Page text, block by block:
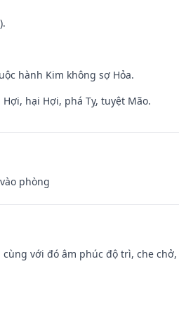
hành Kim không sợ Hỏa.
hại Hợi, phá Tỵ, tuyệt Mão.
phòng
với đó âm phúc độ trì, che